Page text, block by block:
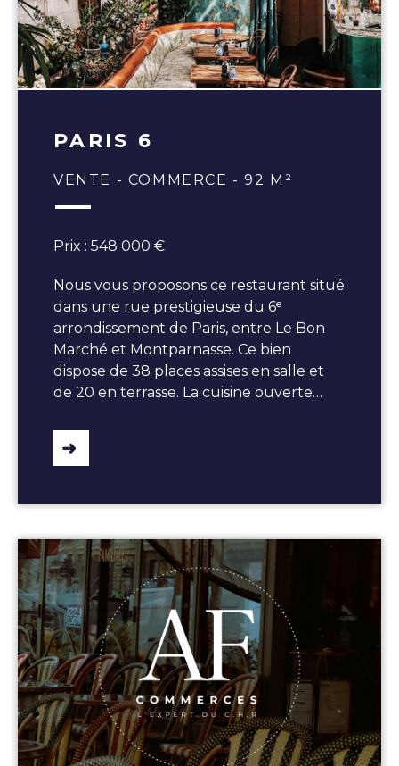
PARIS 6
VENTE - COMMERCE - 92 M²
Prix : 548 000 €
Nous vous proposons ce restaurant situé
dans une rue prestigieuse du 6ᵉ
arrondissement de Paris, entre Le Bon
Marché et Montparnasse. Ce bien
dispose de 38 places assises en salle et
de 20 en terrasse. La cuisine ouverte…